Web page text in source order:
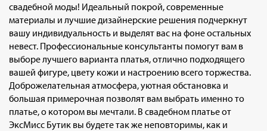
свадебной моды! Идеальный покрой, современные
материалы и лучшие дизайнерские решения подчеркнут
вашу индивидуальность и выделят вас на фоне остальных
невест. Профессиональные консультанты помогут вам в
выборе лучшего варианта платья, отлично подходящего
вашей фигуре, цвету кожи и настроению всего торжества.
Доброжелательная атмосфера, уютная обстановка и
большая примерочная позволят вам выбрать именно то
платье, о котором вы мечтали. В свадебном платье от
ЭксМисс Бутик вы будете так же неповторимы, как и